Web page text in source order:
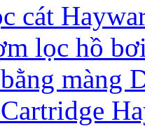
cát
lọc hồ
màng